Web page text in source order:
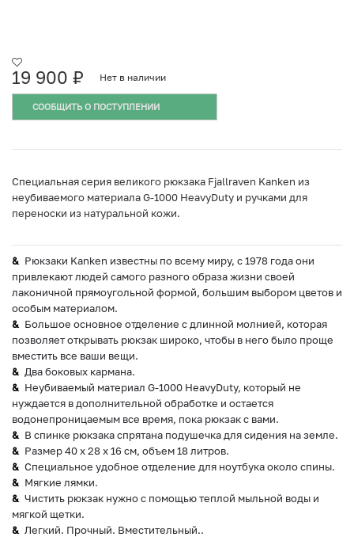
19 900 ₽ Нет в наличии
СООБЩИТЬ О ПОСТУПЛЕНИИ
Специальная серия великого рюкзака Fjallraven Kanken из
неубиваемого материала G-1000 HeavyDuty и ручками для
переноски из натуральной кожи.
Рюкзаки Kanken известны по всему миру, с 1978 года они
привлекают людей самого разного образа жизни своей
лаконичной прямоугольной формой, большим выбором цветов и
особым материалом.
Большое основное отделение с длинной молнией, которая
позволяет открывать рюкзак широко, чтобы в него было проще
вместить все ваши вещи.
Два боковых кармана.
Неубиваемый материал G-1000 HeavyDuty, который не
нуждается в дополнительной обработке и остается
водонепроницаемым все время, пока рюкзак с вами.
В спинке рюкзака спрятана подушечка для сидения на земле.
Размер 40 х 28 х 16 см, объем 18 литров.
Специальное удобное отделение для ноутбука около спины.
Мягкие лямки.
Чистить рюкзак нужно с помощью теплой мыльной воды и
мягкой щетки.
Легкий. Прочный. Вместительный..